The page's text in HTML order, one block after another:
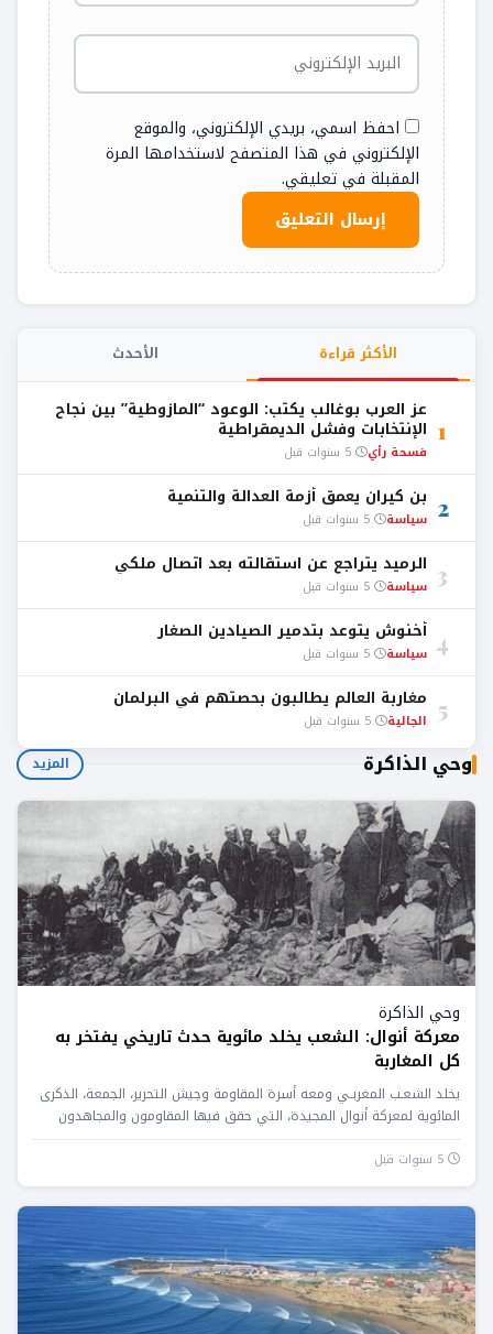
احفظ اسمي، بريدي الإلكتروني، والموقع
الإلكتروني في هذا المتصفح لاستخدامها المرة
المقبلة في تعليقي.
الأكثر قراءة الأحدث
1
عز العرب بوغالب يكتب: الوعود “المازوطية” بين نجاح
الإنتخابات وفشل الديمقراطية
فسحة رأي
2 بن كيران يعمق أزمة العدالة والتنمية
سياسة
3 الرميد يتراجع عن استقالته بعد اتصال ملكي
سياسة
4 أخنوش يتوعد بتدمير الصيادين الصغار
سياسة
5 مغاربة العالم يطالبون بحصتهم في البرلمان
الجالية
وحي الذاكرة المزيد
وحي الذاكرة
معركة أنوال: الشعب يخلد مائوية حدث تاريخي يفتخر به
كل المغاربة
يخلد الشعـب المغربـي ومعه أسرة المقاومة وجيش التحرير، الجمعة، الذكرى
المائوية لمعركة أنوال المجيدة، التي حقق فيها المقاومون والمجاهدون
المغاربة...